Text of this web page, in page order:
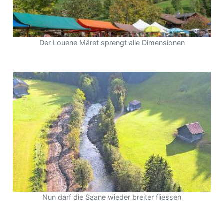
Der Louene Märet sprengt alle Dimensionen
Nun darf die Saane wieder breiter fliessen